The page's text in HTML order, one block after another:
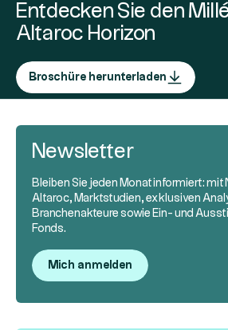
Entdecken Sie den
Altaroc Horizon
Broschüre herunterladen
Newsletter
Bleiben Sie jeden Monat informiert: mit
Altaroc, Marktstudien, exklusiven
Branchenakteure sowie Ein- und
Fonds.
Mich anmelden